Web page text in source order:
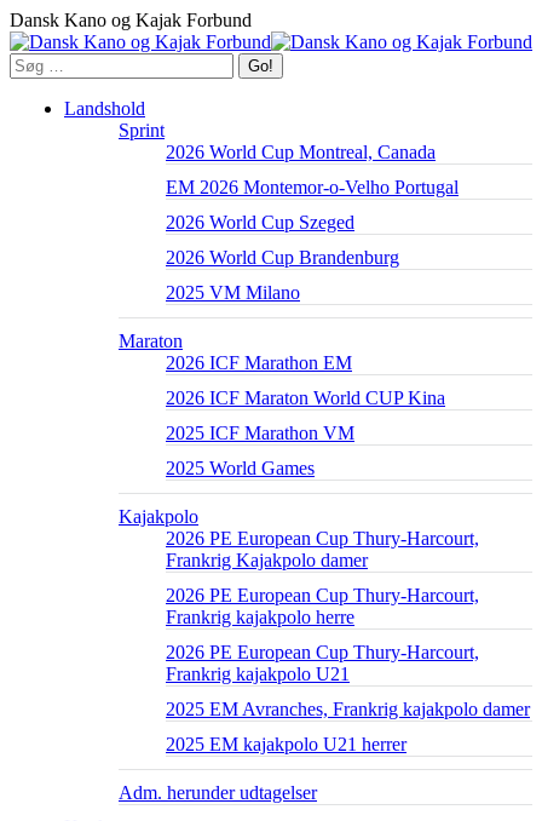
Skip
to
content
Dansk Kano og Kajak Forbund
Search:
Landshold
Sprint
2026 World Cup Montreal, Canada
EM 2026 Montemor-o-Velho Portugal
2026 World Cup Szeged
2026 World Cup Brandenburg
2025 VM Milano
Maraton
2026 ICF Marathon EM
2026 ICF Maraton World CUP Kina
2025 ICF Marathon VM
2025 World Games
Kajakpolo
2026 PE European Cup Thury-Harcourt,
Frankrig Kajakpolo damer
2026 PE European Cup Thury-Harcourt,
Frankrig kajakpolo herre
2026 PE European Cup Thury-Harcourt,
Frankrig kajakpolo U21
2025 EM Avranches, Frankrig kajakpolo damer
2025 EM kajakpolo U21 herrer
Adm. herunder udtagelser